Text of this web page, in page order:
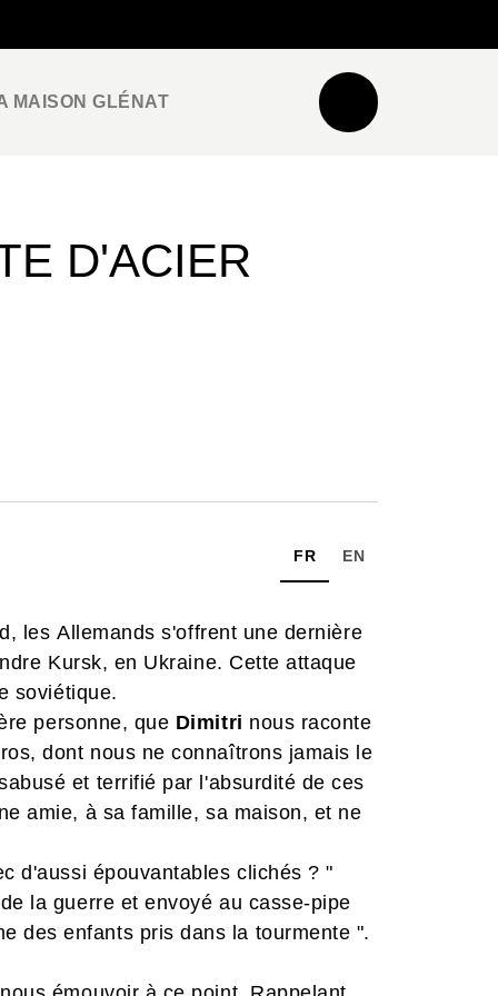
MAISON GLÉNAT
D'ACIER
FR EN
les Allemands s'offrent une dernière
Kursk, en Ukraine. Cette attaque
soviétique.
personne, que Dimitri nous raconte
dont nous ne connaîtrons jamais le
et terrifié par l'absurdité de ces
amie, à sa famille, sa maison, et ne
d'aussi épouvantables clichés ? "
la guerre et envoyé au casse-pipe
des enfants pris dans la tourmente ".